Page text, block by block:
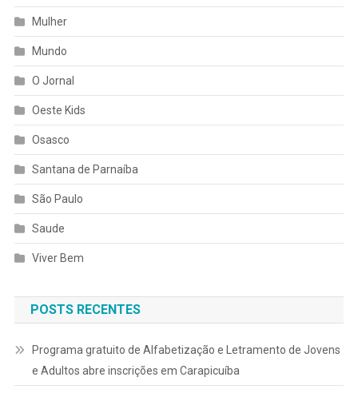
Mulher
Mundo
O Jornal
Oeste Kids
Osasco
Santana de Parnaíba
São Paulo
Saude
Viver Bem
POSTS RECENTES
Programa gratuito de Alfabetização e Letramento de Jovens
e Adultos abre inscrições em Carapicuíba